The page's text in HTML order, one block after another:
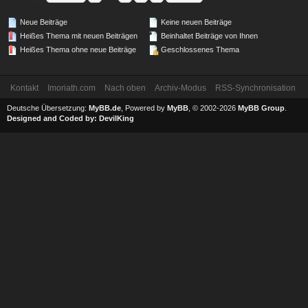
Neue Beiträge
Heißes Thema mit neuen Beiträgen
Heißes Thema ohne neue Beiträge
Keine neuen Beiträge
Beinhaltet Beiträge von Ihnen
Geschlossenes Thema
Kontakt Imoriath.com Nach oben Archiv-Modus RSS-Synchronisation
Deutsche Übersetzung: MyBB.de , Powered by MyBB , © 2002-2026 MyBB Group
Designed and Coded by: DevilKing